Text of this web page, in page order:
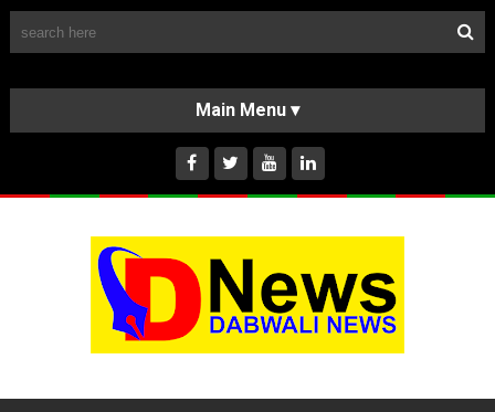
HOME
ABOUT US
INSTAGRAM